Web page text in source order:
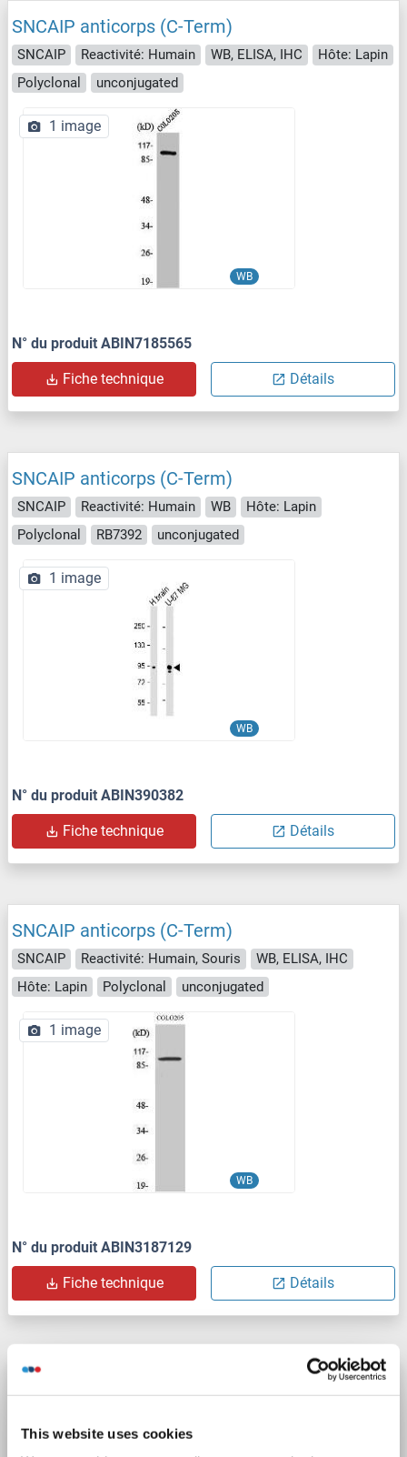
This website uses cookies
SNCAIP anticorps (C-Term)
SNCAIP Reactivité: Humain WB, ELISA, IHC
Hôte: Lapin
Polyclonal
unconjugated
WB
1 image
N° du produit ABIN7185565
Fiche technique Détails
SNCAIP anticorps (C-Term)
SNCAIP Reactivité: Humain WB
Hôte: Lapin
Polyclonal
RB7392 unconjugated
WB
1 image
N° du produit ABIN390382
Fiche technique Détails
SNCAIP anticorps (C-Term)
SNCAIP Reactivité: Humain, Souris
WB, ELISA, IHC
Hôte: Lapin
Polyclonal unconjugated
WB
1 image
N° du produit ABIN3187129
Fiche technique Détails
Polyclonal
unconjugated